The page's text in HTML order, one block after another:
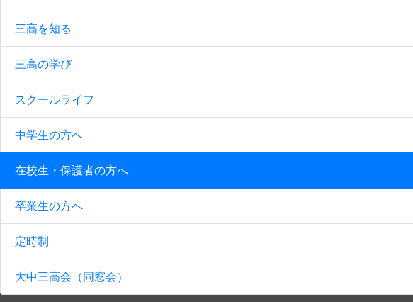
三高を知る
三高の学び
スクールライフ
中学生の方へ
在校生・保護者の方へ
卒業生の方へ
定時制
大中三高会（同窓会）